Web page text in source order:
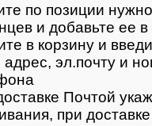
по позиции
и добавьте ее в
в корзину и
эл.почту и
Почтой
при